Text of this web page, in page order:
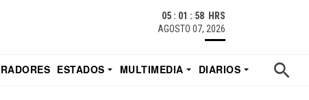
05 : 01 : 59 HRS
AGOSTO 07, 2026
ESTADOS MULTIMEDIA
DIARIOS